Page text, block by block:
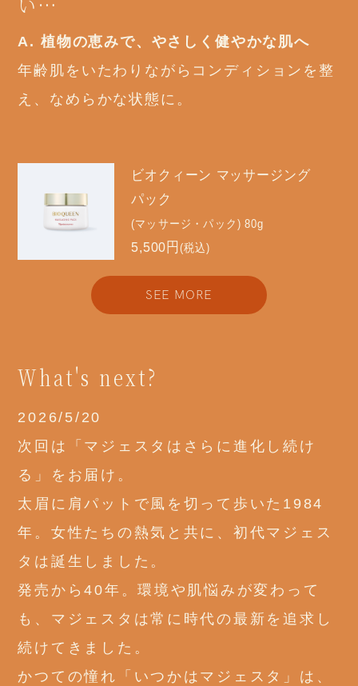
A. 植物の恵みで、やさしく健やかな肌へ
年齢肌をいたわりながらコンディションを整
え、なめらかな状態に。
ビオクィーン マッサージング
パック
(マッサージ・パック) 80g
5,500円 (税込)
SEE MORE
What's next?
2026/5/20
次回は「マジェスタはさらに進化し続け
る」をお届け。
太眉に肩パットで風を切って歩いた1984
年。女性たちの熱気と共に、初代マジェス
タは誕生しました。
発売から40年。環境や肌悩みが変わって
も、マジェスタは常に時代の最新を追求し
続けてきました。
かつての憧れ「いつかはマジェスタ」は、